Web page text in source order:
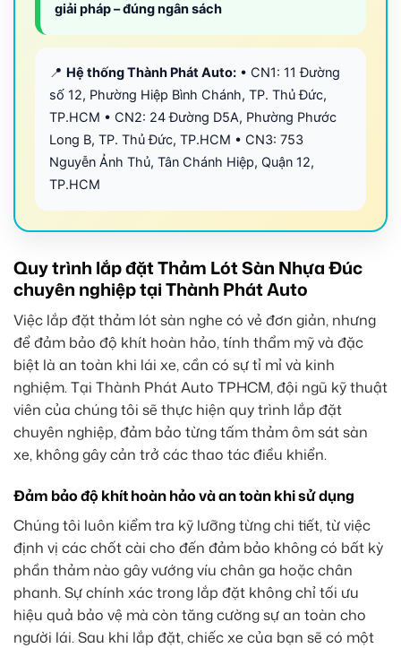
giải pháp – đúng ngân sách
📍 Hệ thống Thành Phát Auto: • CN1: 11 Đường
số 12, Phường Hiệp Bình Chánh, TP. Thủ Đức,
TP.HCM • CN2: 24 Đường D5A, Phường Phước
Long B, TP. Thủ Đức, TP.HCM • CN3: 753
Nguyễn Ảnh Thủ, Tân Chánh Hiệp, Quận 12,
TP.HCM
Quy trình lắp đặt Thảm Lót Sàn Nhựa Đúc
chuyên nghiệp tại Thành Phát Auto
Việc lắp đặt thảm lót sàn nghe có vẻ đơn giản, nhưng
để đảm bảo độ khít hoàn hảo, tính thẩm mỹ và đặc
biệt là an toàn khi lái xe, cần có sự tỉ mỉ và kinh
nghiệm. Tại Thành Phát Auto TPHCM, đội ngũ kỹ thuật
viên của chúng tôi sẽ thực hiện quy trình lắp đặt
chuyên nghiệp, đảm bảo từng tấm thảm ôm sát sàn
xe, không gây cản trở các thao tác điều khiển.
Đảm bảo độ khít hoàn hảo và an toàn khi sử dụng
Chúng tôi luôn kiểm tra kỹ lưỡng từng chi tiết, từ việc
định vị các chốt cài cho đến đảm bảo không có bất kỳ
phần thảm nào gây vướng víu chân ga hoặc chân
phanh. Sự chính xác trong lắp đặt không chỉ tối ưu
hiệu quả bảo vệ mà còn tăng cường sự an toàn cho
người lái. Sau khi lắp đặt, chiếc xe của bạn sẽ có một